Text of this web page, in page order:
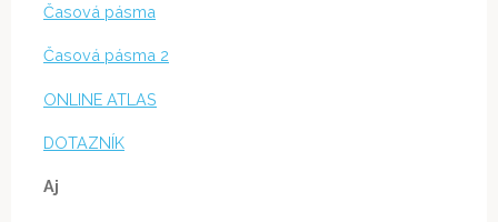
Časová pásma
Časová pásma 2
ONLINE ATLAS
DOTAZNÍK
Aj